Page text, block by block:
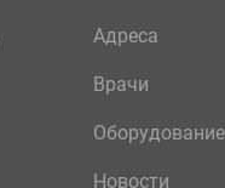
Адреса
Врачи
Новости